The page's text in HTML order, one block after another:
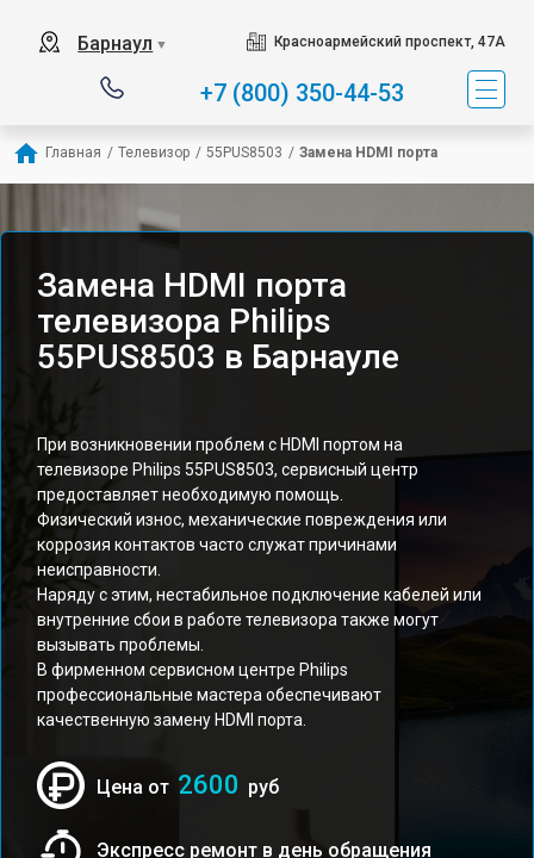
Барнаул ▼ Красноармейский проспект, 47А
+7 (800) 350-44-53
Главная / Телевизор / 55PUS8503 / Замена HDMI порта
Замена HDMI порта
телевизора Philips
55PUS8503 в Барнауле
При возникновении проблем с HDMI портом на
телевизоре Philips 55PUS8503, сервисный центр
предоставляет необходимую помощь.
Физический износ, механические повреждения или
коррозия контактов часто служат причинами
неисправности.
Наряду с этим, нестабильное подключение кабелей или
внутренние сбои в работе телевизора также могут
вызывать проблемы.
В фирменном сервисном центре Philips
профессиональные мастера обеспечивают
качественную замену HDMI порта.
Цена от 2600 руб
Экспресс ремонт в день обращения